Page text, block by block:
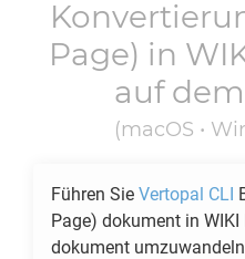
Page) in
auf
(macOS •
Führen Sie Vertopal CLI
Page) dokument in WIKI
dokument